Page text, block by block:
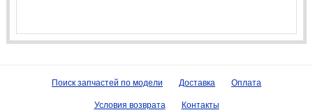
Поиск запчастей по модели Доставка Оплата
Условия возврата Контакты